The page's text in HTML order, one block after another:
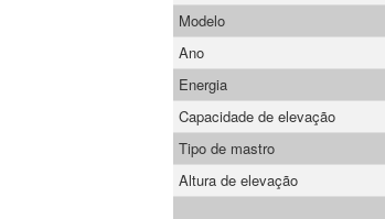
Modelo
Ano
Energia
Capacidade de elevação
Tipo de mastro
Altura de elevação